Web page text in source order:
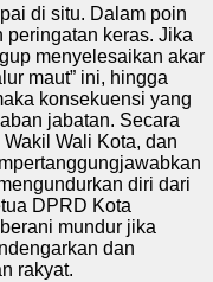
di situ. Dalam poin
peringatan keras. Jika
menyelesaikan akar
maut” ini, hingga
konsekuensi yang
jabatan. Secara
Wali Kota, dan
diri dari
DPRD Kota
mundur jika
dan
rakyat.